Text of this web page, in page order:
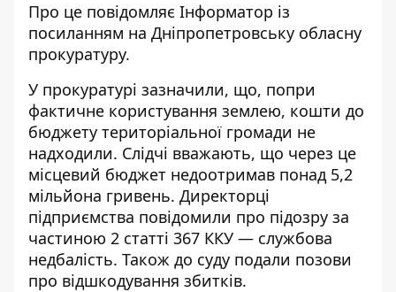
Про це повідомляє Інформатор із
посиланням на Дніпропетровську обласну
прокуратуру.
У прокуратурі зазначили, що, попри
фактичне користування землею, кошти до
бюджету територіальної громади не
надходили. Слідчі вважають, що через це
місцевий бюджет недоотримав понад 5,2
мільйона гривень. Директорці
підприємства повідомили про підозру за
частиною 2 статті 367 ККУ — службова
недбалість. Також до суду подали позови
про відшкодування збитків.